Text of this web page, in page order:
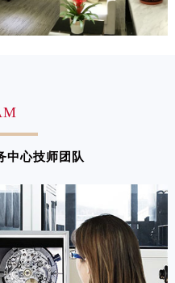
中心技师团队